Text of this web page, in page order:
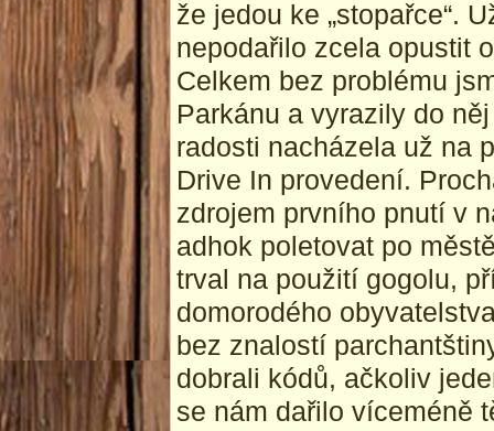
že jedou ke „stopařce“.
nepodařilo zcela opustit
Celkem bez problému
Parkánu a vyrazily do
radosti nacházela už na
Drive In provedení.
zdrojem prvního pnutí v
adhok poletovat po
trval na použití gogolu,
domorodého
bez znalostí
dobrali kódů, ačkoliv
se nám dařilo víceméně